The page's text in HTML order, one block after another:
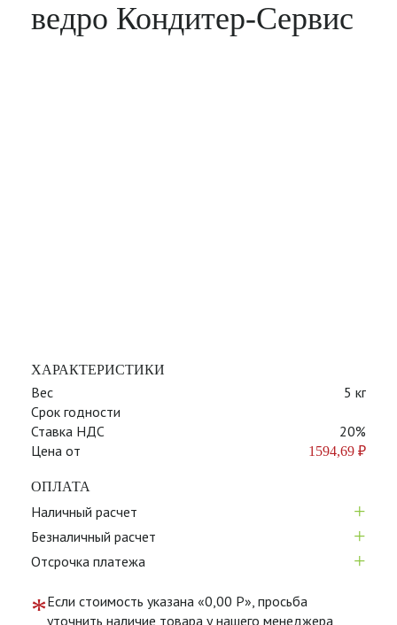
ведро Кондитер-Сервис
ХАРАКТЕРИСТИКИ
Вес
5 кг
Срок годности
Ставка НДС
20%
Цена от
1594,69 ₽
ОПЛАТА
Наличный расчет +
Безналичный расчет +
Отсрочка платежа +
*Если стоимость указана «0,00 Р», просьба
уточнить наличие товара у нашего менеджера